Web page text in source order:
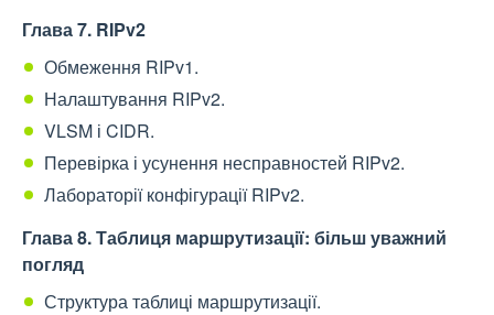
Глава 7. RIPv2
Обмеження RIPv1.
Налаштування RIPv2.
VLSM і CIDR.
Перевірка і усунення несправностей RIPv2.
Лабораторії конфігурації RIPv2.
Глава 8. Таблиця маршрутизації: більш уважний
погляд
Структура таблиці маршрутизації.